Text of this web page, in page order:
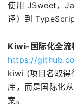
使用 JSweet，
译）到
Kiwi-国际化全流
https://
kiwi (项目名取得
库，而是国际化
案。